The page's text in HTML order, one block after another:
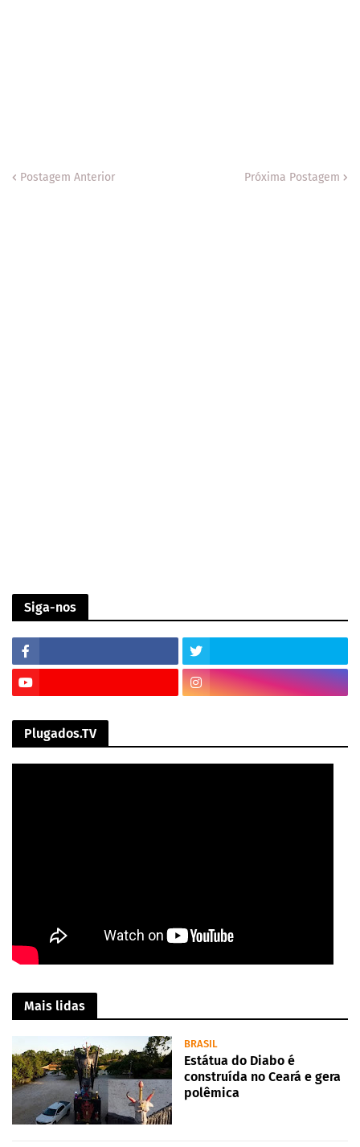
Postagem Anterior Próxima Postagem
Siga-nos
Plugados.TV
Mais lidas
BRASIL
Estátua do Diabo é
construída no Ceará e gera
polêmica